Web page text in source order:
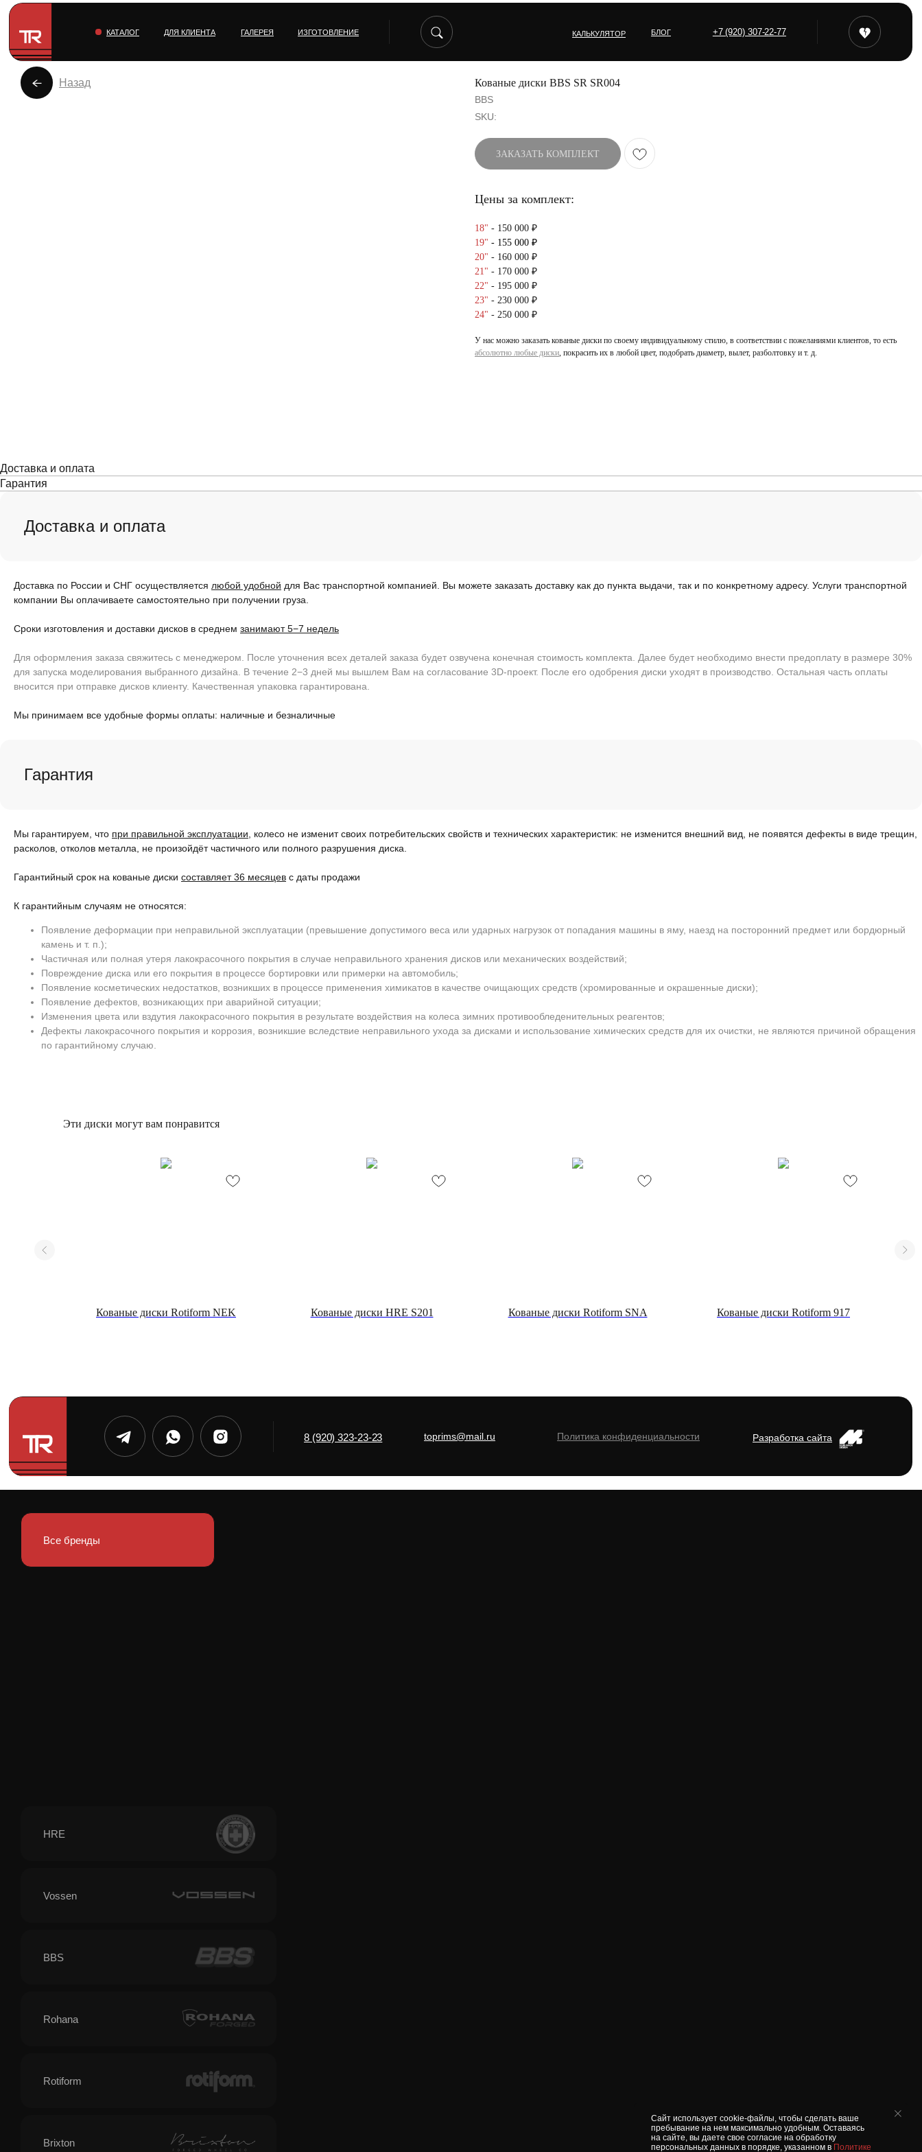
ГАЛЕРЕЯ БЛОГ +7 (920) 307-22-77
КАТАЛОГ ДЛЯ КЛИЕНТА КАЛЬКУЛЯТОР
ИЗГОТОВЛЕНИЕ
Назад Кованые диски BBS SR SR004
BBS
SKU:
ЗАКАЗАТЬ КОМПЛЕКТ
Цены за комплект:
18" - 150 000 ₽
19" - 155 000 ₽
20" - 160 000 ₽
21" - 170 000 ₽
22" - 195 000 ₽
23" - 230 000 ₽
24" - 250 000 ₽
У нас можно заказать кованые диски по своему индивидуальному стилю, в соответствии с пожеланиями клиентов, то есть
абсолютно любые диски, покрасить их в любой цвет, подобрать диаметр, вылет, разболтовку и т. д.
Доставка и оплата
Гарантия
Доставка и оплата
Доставка по России и СНГ осуществляется любой удобной для Вас транспортной компанией. Вы можете заказать доставку как до пункта выдачи, так и по конкретному адресу. Услуги транспортной
компании Вы оплачиваете самостоятельно при получении груза.
Сроки изготовления и доставки дисков в среднем занимают 5−7 недель
Для оформления заказа свяжитесь с менеджером. После уточнения всех деталей заказа будет озвучена конечная стоимость комплекта. Далее будет необходимо внести предоплату в размере 30%
для запуска моделирования выбранного дизайна. В течение 2−3 дней мы вышлем Вам на согласование 3D-проект. После его одобрения диски уходят в производство. Остальная часть оплаты
вносится при отправке дисков клиенту. Качественная упаковка гарантирована.
Мы принимаем все удобные формы оплаты: наличные и безналичные
Гарантия
Мы гарантируем, что при правильной эксплуатации , колесо не изменит своих потребительских свойств и технических характеристик: не изменится внешний вид, не появятся дефекты в виде трещин,
расколов, отколов металла, не произойдёт частичного или полного разрушения диска.
Гарантийный срок на кованые диски составляет 36 месяцев с даты продажи
К гарантийным случаям не относятся:
Появление деформации при неправильной эксплуатации (превышение допустимого веса или ударных нагрузок от попадания машины в яму, наезд на посторонний предмет или бордюрный
камень и т. п.);
Частичная или полная утеря лакокрасочного покрытия в случае неправильного хранения дисков или механических воздействий;
Повреждение диска или его покрытия в процессе бортировки или примерки на автомобиль;
Появление косметических недостатков, возникших в процессе применения химикатов в качестве очищающих средств (хромированные и окрашенные диски);
Появление дефектов, возникающих при аварийной ситуации;
Изменения цвета или вздутия лакокрасочного покрытия в результате воздействия на колеса зимних противообледенительных реагентов;
Дефекты лакокрасочного покрытия и коррозия, возникшие вследствие неправильного ухода за дисками и использование химических средств для их очистки, не являются причиной обращения
по гарантийному случаю.
Эти диски могут вам понравится
Кованые диски Rotiform NEK Кованые диски HRE S201 Кованые диски Rotiform SNA Кованые диски Rotiform 917
8 (920) 323-23-23 Политика конфиденциальности Разработка сайта
toprims@mail.ru
HRE
Vossen
BBS
Rohana
Rotiform
Brixton
Все бренды
Сайт использует cookie-файлы, чтобы сделать ваше
пребывание на нем максимально удобным. Оставаясь
на сайте, вы даете свое согласие на обработку
персональных данных в порядке, указанном в Политике